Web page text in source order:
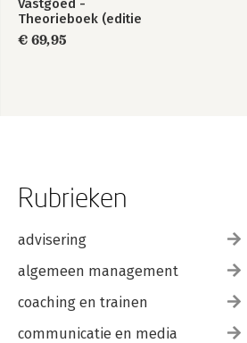
Vastgoed -
Theorieboek (editie
2023/2024)
€ 69,95
Rubrieken
advisering
algemeen management
coaching en trainen
communicatie en media